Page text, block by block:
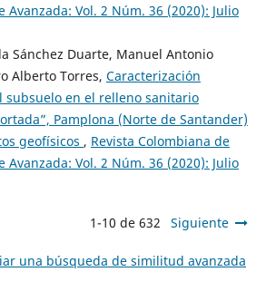
Avanzada: Vol. 2 Núm. 36 (2020): Julio
Sánchez Duarte, Manuel Antonio
Alberto Torres, Caracterización
subsuelo en el relleno sanitario
Pamplona (Norte de Santander)
geofísicos , Revista Colombiana de
Avanzada: Vol. 2 Núm. 36 (2020): Julio
1-10 de 632 Siguiente
una búsqueda de similitud avanzada